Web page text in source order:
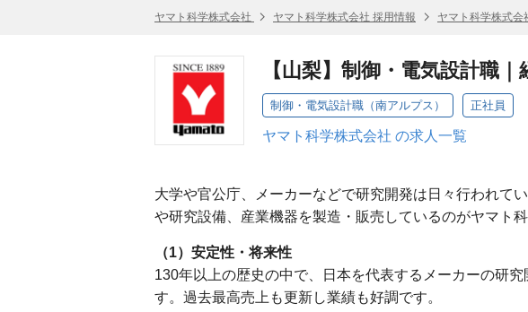
ヤマト科学株式会社 ヤマト科学株式会社 採用情報 ヤマト科学株式会
【山梨】制御・電気設計職
制御・電気設計職（南アルプス） 正社員
ヤマト科学株式会社 の求人一覧
大学や官公庁、メーカーなどで研究開発は日々行われて
や研究設備、産業機器を製造・販売しているのがヤマト
（1）安定性・将来性
130年以上の歴史の中で、日本を代表するメーカーの研
す。過去最高売上も更新し業績も好調です。